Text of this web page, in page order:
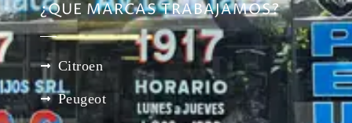
¿QUE MARCAS TRABAJAMOS?
Citroen
Peugeot